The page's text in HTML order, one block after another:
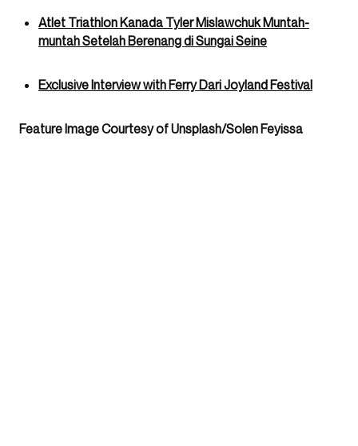
Atlet Triathlon Kanada Tyler Mislawchuk Muntah-
muntah Setelah Berenang di Sungai Seine
Exclusive Interview with Ferry Dari Joyland Festival
Feature Image Courtesy of Unsplash/Solen Feyissa